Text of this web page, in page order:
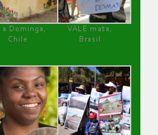
a Dominga,
Chile
VALE mata,
Brasil